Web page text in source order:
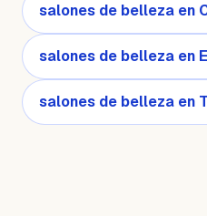
salones de belleza en
salones de belleza en
salones de belleza en